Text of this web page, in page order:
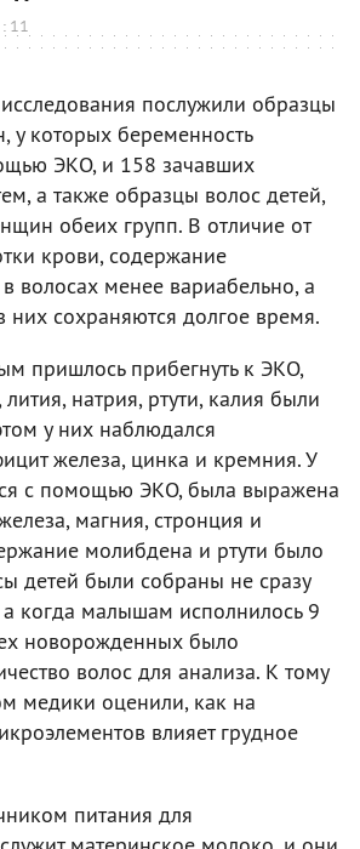
послужили образцы
у которых беременность
ЭКО, и 158 зачавших
а также образцы волос детей,
обеих групп. В отличие от
крови, содержание
волосах менее вариабельно, а
сохраняются долгое время.
пришлось прибегнуть к ЭКО,
натрия, ртути, калия были
у них наблюдался
железа, цинка и кремния. У
с помощью ЭКО, была выражена
магния, стронция и
молибдена и ртути было
детей были собраны не сразу
когда малышам исполнилось 9
новорожденных было
волос для анализа. К тому
медики оценили, как на
влияет грудное
питания для